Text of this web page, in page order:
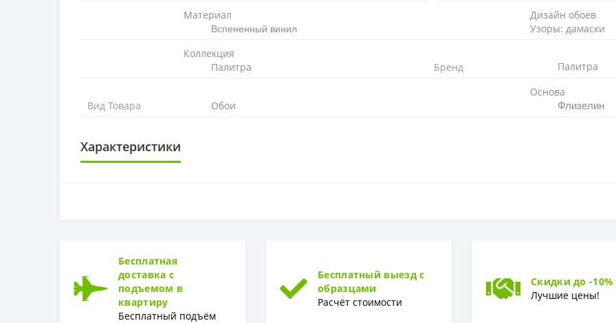
Материал
Вспененный винил
Дизайн обоев
Узоры: дамаски
Коллекция
Палитра
Бренд Палитра
Вид Товара Обои
Основа
Флизелин
Характеристики
РУЛОН
Бесплатная
доставка с
подъемом в
квартиру
Бесплатный подъём
Бесплатный выезд с
образцами
Расчёт стоимости
Скидки до -10%
Лучшие цены!